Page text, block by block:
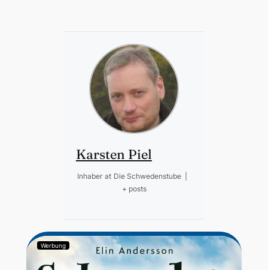
Karsten Piel
Inhaber at Die Schwedenstube
+ posts
Werbung